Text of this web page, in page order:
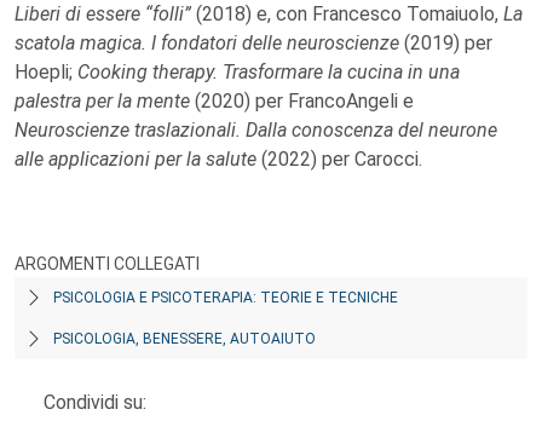
Liberi di essere “folli” (2018) e, con Francesco Tomaiuolo, La
scatola magica. I fondatori delle neuroscienze (2019) per
Hoepli; Cooking therapy. Trasformare la cucina in una
palestra per la mente (2020) per FrancoAngeli e
Neuroscienze traslazionali. Dalla conoscenza del neurone
alle applicazioni per la salute (2022) per Carocci.
ARGOMENTI COLLEGATI
PSICOLOGIA E PSICOTERAPIA: TEORIE E TECNICHE
PSICOLOGIA, BENESSERE, AUTOAIUTO
Condividi su: